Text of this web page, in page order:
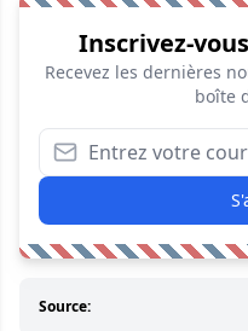
Inscrivez-
Recevez les dernières
boîte
Source: